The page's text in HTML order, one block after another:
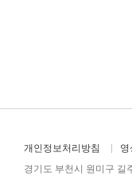
개인정보처리방침 영
경기도 부천시 원미구 길